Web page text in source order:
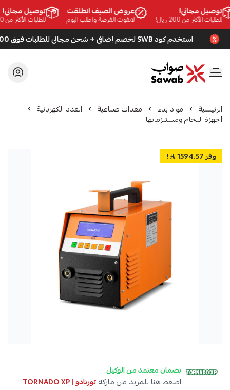
توصيل مجاني!
للطلبات الأكثر من 200 ريال!
عروض الصيف انطلقت
لاتفوت الفرصة واطلب اليوم
توصيل مجاني!
للطلبات الأكثر من 200 ريال!
استخدم كود SWB لخصم إضافي + شحن مجاني للطلبات فوق 200 ريال
صواب
الرئيسية مواد بناء معدات صناعية العدد الكهربائية
أجهزة اللحام ومستلزماتها
وفر 1594.57 !
بضمان معتمد من الوكيل
اضغط هنا للمزيد من ماركةتورنادو | TORNADO XP